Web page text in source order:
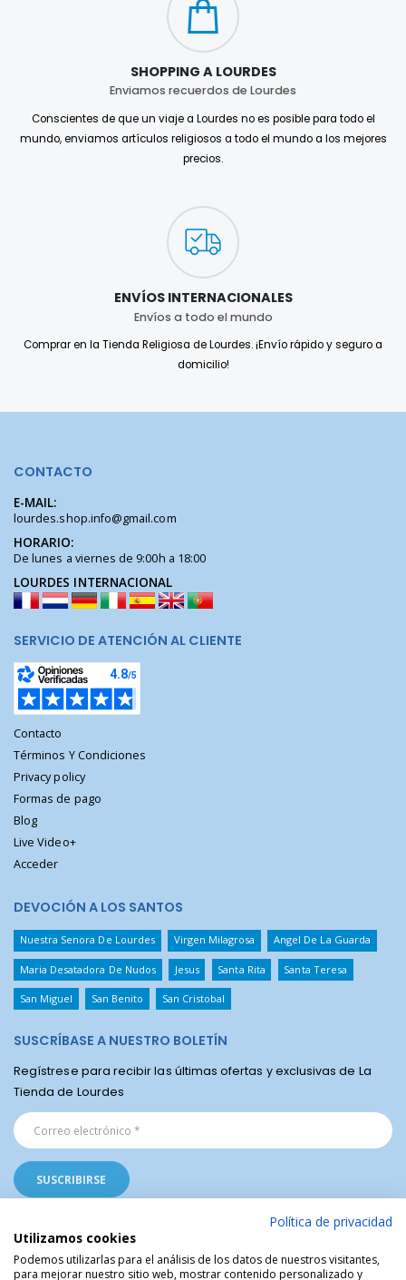
SHOPPING A LOURDES
Enviamos recuerdos de Lourdes
Conscientes de que un viaje a Lourdes no es posible para todo el
mundo, enviamos artículos religiosos a todo el mundo a los mejores
precios.
ENVÍOS INTERNACIONALES
Envíos a todo el mundo
Comprar en la Tienda Religiosa de Lourdes. ¡Envío rápido y seguro a
domicilio!
CONTACTO
E-MAIL:
lourdes.shop.info@gmail.com
HORARIO:
De lunes a viernes de 9:00h a 18:00
LOURDES INTERNACIONAL
SERVICIO DE ATENCIÓN AL CLIENTE
Contacto
Términos Y Condiciones
Privacy policy
Formas de pago
Blog
Live Video+
Acceder
DEVOCIÓN A LOS SANTOS
Nuestra Senora De Lourdes Virgen Milagrosa Angel De La Guarda
Maria Desatadora De Nudos Jesus Santa Rita Santa Teresa
San Miguel San Benito San Cristobal
SUSCRÍBASE A NUESTRO BOLETÍN
Regístrese para recibir las últimas ofertas y exclusivas de La
Tienda de Lourdes
La Tienda Religiosa de Lourdes © | Venta de artículos religiosos del Santuario
Política de privacidad
Utilizamos cookies
Podemos utilizarlas para el análisis de los datos de nuestros visitantes,
para mejorar nuestro sitio web, mostrar contenido personalizado y